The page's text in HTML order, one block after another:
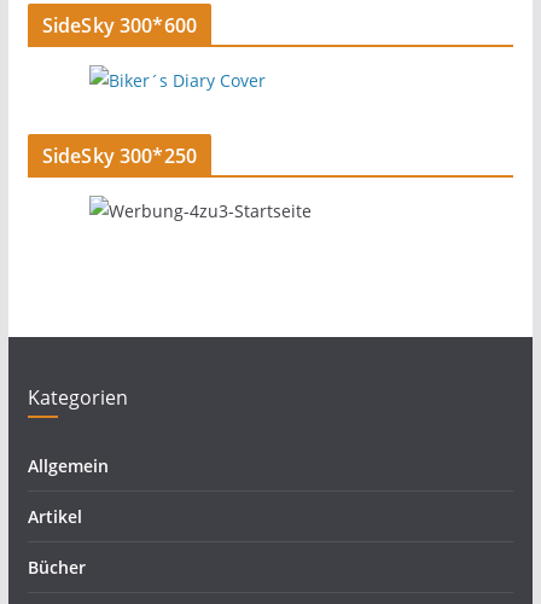
SideSky 300*600
SideSky 300*250
Kategorien
Allgemein
Artikel
Bücher